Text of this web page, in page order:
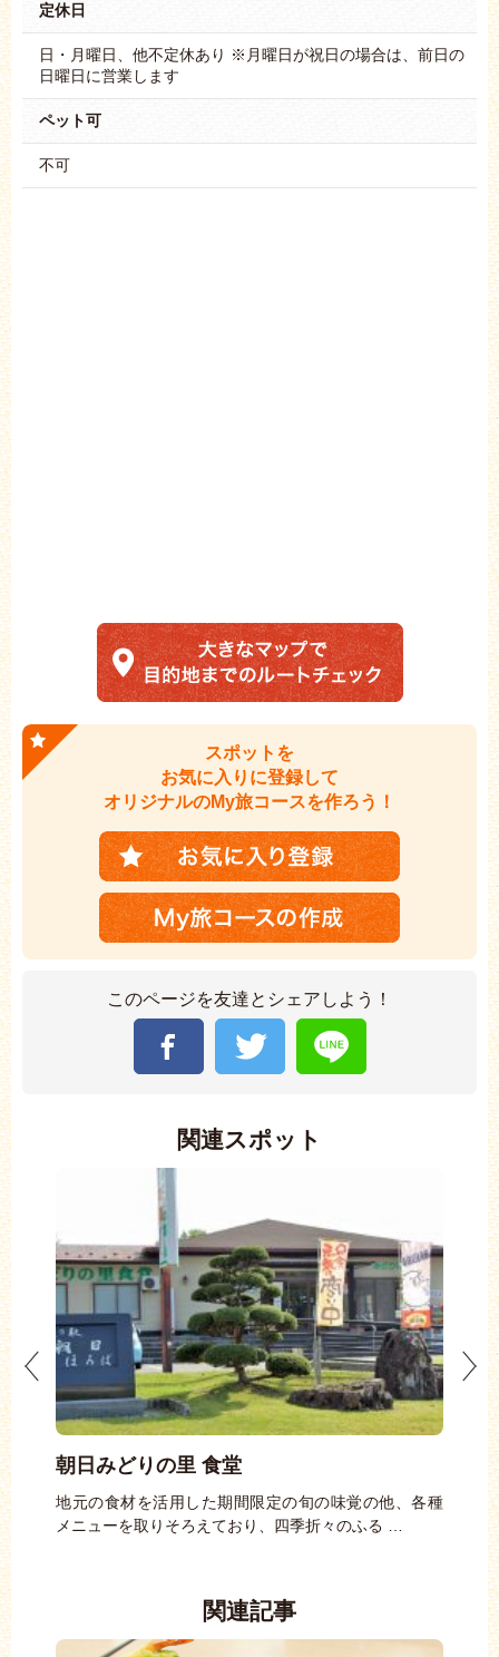
定休日
日・月曜日、他不定休あり ※月曜日が祝日の場合は、前日の
日曜日に営業します
ペット可
不可
スポットを
お気に入りに登録して
オリジナルのMy旅コースを作ろう！
このページを友達とシェアしよう！
関連スポット
合
朝日みどりの里 食堂
地元の食材を活用した期間限定の旬の味覚の他、各種
メニューを取りそろえており、四季折々のふる …
た
郷
な
関連記事